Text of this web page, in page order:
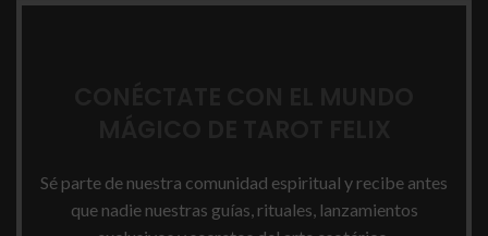
Sé parte de nuestra comunidad espiritual y recibe antes
que nadie nuestras guías, rituales, lanzamientos